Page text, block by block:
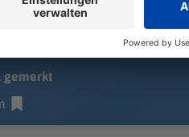
gemerkt